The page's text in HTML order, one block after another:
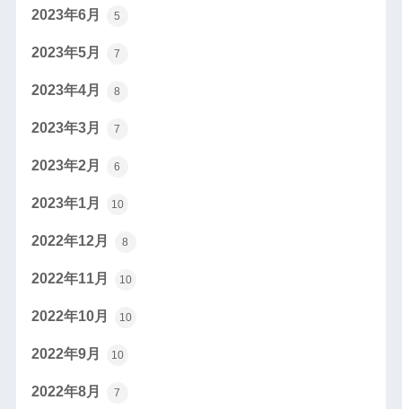
2023年6月 5
2023年5月 7
2023年4月 8
2023年3月 7
2023年2月 6
2023年1月 10
2022年12月 8
2022年11月 10
2022年10月 10
2022年9月 10
2022年8月 7